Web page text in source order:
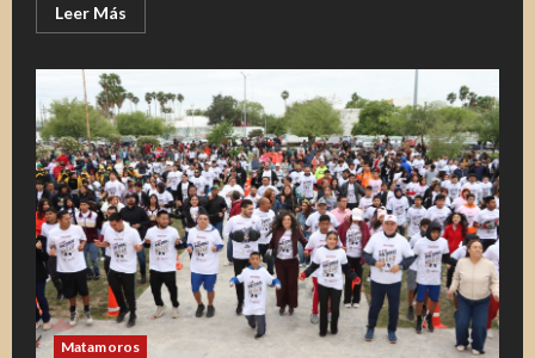
Leer Más
más
presente
en
Clase
Nacional
de
Boxeo
«Por
la
paz
y
contra
las
adicciones»
Matamoros